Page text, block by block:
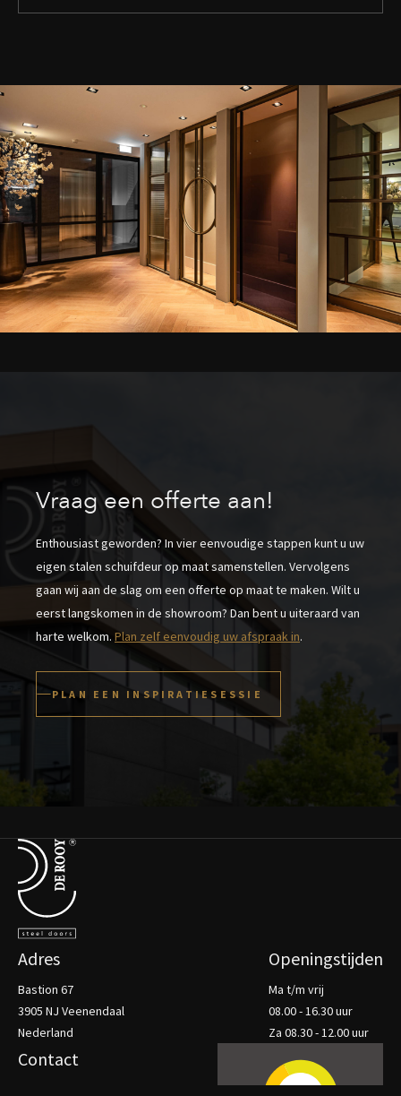
Vraag een offerte aan!
Enthousiast geworden? In vier eenvoudige stappen kunt u uw
eigen stalen schuifdeur op maat samenstellen. Vervolgens
gaan wij aan de slag om een offerte op maat te maken. Wilt u
eerst langskomen in de showroom? Dan bent u uiteraard van
harte welkom. Plan zelf eenvoudig uw afspraak in.
PLAN EEN INSPIRATIESESSIE
Terug naar de startpagina
Adres
Bastion 67
3905 NJ Veenendaal
Nederland
Openingstijden
Ma t/m vrij
08.00 - 16.30 uur
Za 08.30 - 12.00 uur
Contact